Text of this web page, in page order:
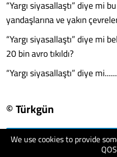
We use cookies to provide
“Yargı siyasallaştı” diye mi
yandaşlarına ve yakın
“Yargı siyasallaştı” diye mi
20 bin avro tıkıldı?
“Yargı siyasallaştı” diye
© Türkgün
visit